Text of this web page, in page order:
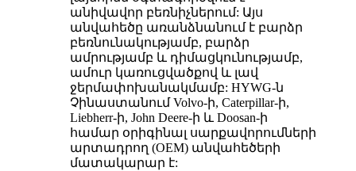
անիվավոր բեռնիչներում: Այս
անվահեծը առանձնանում է բարձր
բեռնունակությամբ, բարձր
ամրությամբ և դիմացկունությամբ,
ամուր կառուցվածքով և լավ
ջերմափոխանակմամբ: HYWG-ն
Չինաստանում Volvo-ի, Caterpillar-ի,
Liebherr-ի, John Deere-ի և Doosan-ի
համար օրիգինալ սարքավորումների
արտադրող (OEM) անվահեծերի
մատակարար է: